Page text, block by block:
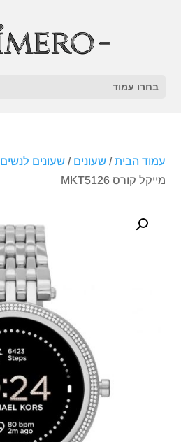
בחרו עמוד
עמוד הבית/שעונים /שעונים לנשים
מייקל קורס MKT5126